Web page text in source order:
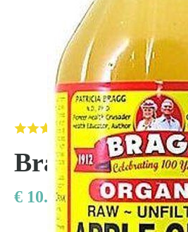
Kom van je
Bragg apple
€ 10.95